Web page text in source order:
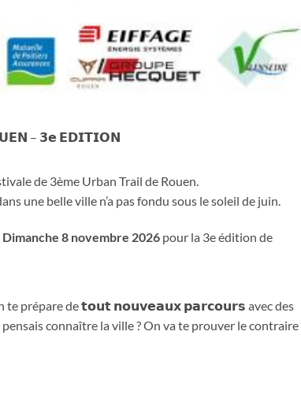
– 𝟯𝗲 𝗘𝗗𝗜𝗧𝗜𝗢𝗡
de 3ème Urban Trail de Rouen.
une belle ville n’a pas fondu sous le soleil de juin.
Dimanche 8 novembre 2026 pour la 3e édition de
te prépare de 𝘁𝗼𝘂𝘁 𝗻𝗼𝘂𝘃𝗲𝗮𝘂𝘅 𝗽𝗮𝗿𝗰𝗼𝘂𝗿𝘀 avec des
connaître la ville ? On va te prouver le contraire